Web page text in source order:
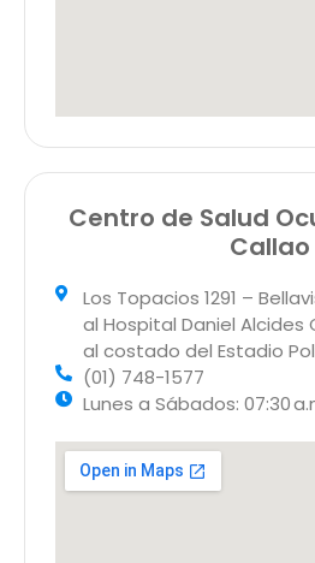
Centro de Salud
Callao
Los Topacios 1291 –
al Hospital Daniel Alcides
al costado del Estadio
(01) 748-1577
Lunes a Sábados: 07:30